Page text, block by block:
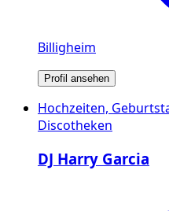
Billigheim
Profil ansehen
Hochzeiten,
Discotheken
DJ Harry Garcia